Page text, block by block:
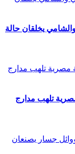
يخلقان حالة
تلهب مدارج